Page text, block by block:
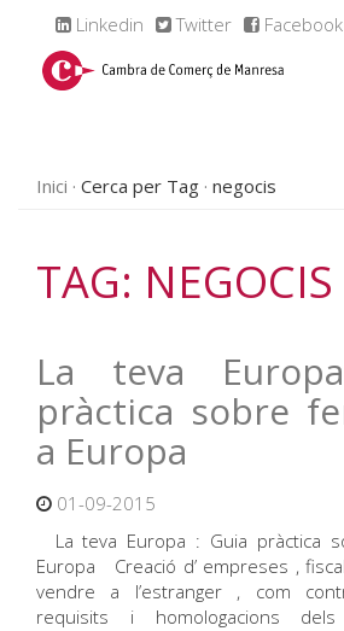
Linkedin Twitter Facebook
Inici Cerca per Tag negocis
TAG: NEGOCIS
La teva
pràctica sobre
a Europa
01-09-2015
La teva Europa : Guia pràctica
Europa Creació d’ empreses ,
vendre a l’estranger , com
requisits i homologacions